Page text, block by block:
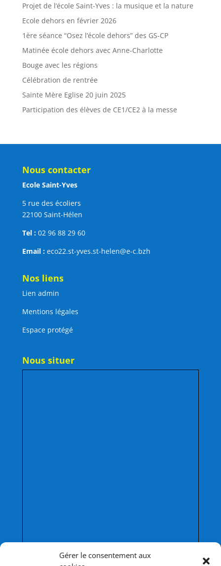
Gérer le consentement aux
Projet de l’école Saint-Yves : la musique et la nature
Ecole dehors en février 2026
1ère séance “Osez l’école dehors” des GS-CP
Matinée école dehors avec Anne-Charlotte
Bouge avec les régions
Célébration de rentrée
Sainte Mère Eglise 20 juin 2025
Participation des élèves de CE1/CE2 à la messe
Nous contacter
Ecole Saint-Yves
5 rue des écoliers
22100 Saint-Hélen
Tel :02 96 88 29 60
Email :eco22.st-yves.st-helen@e-c.bzh
Nos liens
Lien admin
Mentions légales
Espace protégé
Nous situer
Afficher une carte plus grande